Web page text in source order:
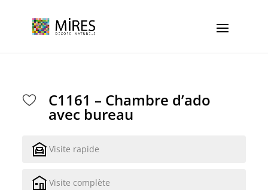
C1161 – Chambre d’ado
avec bureau
Visite rapide
Visite complète